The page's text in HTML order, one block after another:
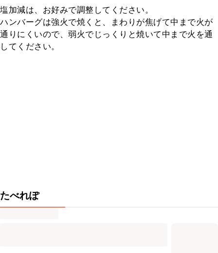
塩加減は、お好みで調整してください。
ハンバーグは強火で焼くと、まわりが焦げて中まで火が
通りにくいので、弱火でじっくりと焼いて中まで火を通
してください。
たべれぽ